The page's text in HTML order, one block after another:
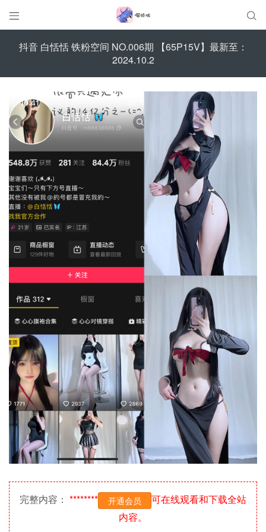
 
抖音 白恬恬 铁粉空间 NO.006期 【65P15V】最新至：
2024.10.2
完整内容： ******** 开通会员
可在线观看和下载全站
内容。